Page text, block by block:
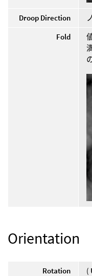
Droop Direction
Fold
Orientation
Rotation (